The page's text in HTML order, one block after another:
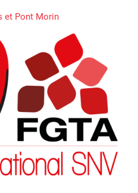
et Pont Morin